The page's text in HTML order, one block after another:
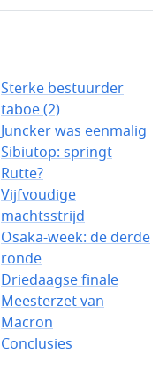
Sterke bestuurder
taboe (2)
Juncker was eenmalig
Sibiutop: springt
Rutte?
Vijfvoudige
machtsstrijd
Osaka-week: de derde
ronde
Driedaagse finale
Meesterzet van
Macron
Conclusies